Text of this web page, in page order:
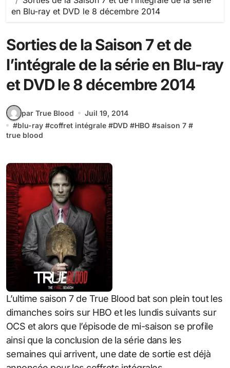
en Blu-ray et DVD le 8 décembre 2014
Sorties de la Saison 7 et de
l’intégrale de la série en Blu-ray
et DVD le 8 décembre 2014
par True Blood
Juil 19, 2014
#blu-ray #coffret intégrale #DVD #HBO #saison 7 #
true blood
L’ultime saison 7 de True Blood bat son plein tout les
dimanches soirs sur HBO et les lundis suivants sur
OCS et alors que l’épisode de mi-saison se profile
ainsi que la conclusion de la série dans les
semaines qui arrivent, une date de sortie est déjà